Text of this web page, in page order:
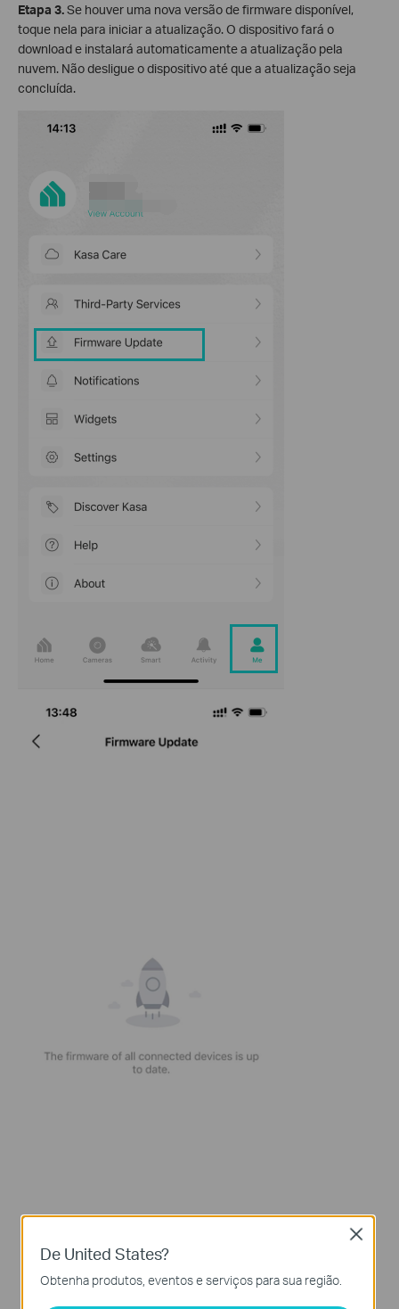
Etapa 3.Se houver uma nova versão de firmware disponível,
toque nela para iniciar a atualização. O dispositivo fará o
download e instalará automaticamente a atualização pela
nuvem. Não desligue o dispositivo até que a atualização seja
concluída.
De United States?
Obtenha produtos, eventos e serviços para sua região.
Close